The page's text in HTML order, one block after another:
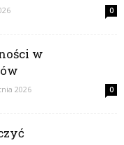
0
w
2026 0